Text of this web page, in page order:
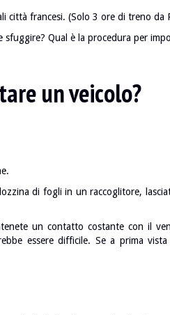
città francesi. (Solo 3 ore di treno da
Qual è la procedura per
un veicolo?
di fogli in un raccoglitore,
un contatto costante con il
essere difficile. Se a prima